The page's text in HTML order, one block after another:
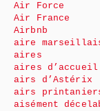
Air Force
Air France
Airbnb
aire
aires
aires d’accueil
airs d’Astérix
airs
aisément